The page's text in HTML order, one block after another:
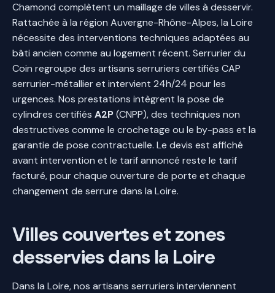
Chamond complètent un maillage de villes à desservir.
Rattachée à la région Auvergne-Rhône-Alpes, la Loire
nécessite des interventions techniques adaptées au
bâti ancien comme au logement récent. Serrurier du
Coin regroupe des artisans serruriers certifiés CAP
serrurier-métallier et intervient 24h/24 pour les
urgences. Nos prestations intègrent la pose de
cylindres certifiés A2P(CNPP), des techniques non
destructives comme le crochetage ou le by-pass et la
garantie de pose contractuelle. Le devis est affiché
avant intervention et le tarif annoncé reste le tarif
facturé, pour chaque ouverture de porte et chaque
changement de serrure dans la Loire.
Villes couvertes et zones
desservies dans la Loire
Dans la Loire, nos artisans serruriers interviennent